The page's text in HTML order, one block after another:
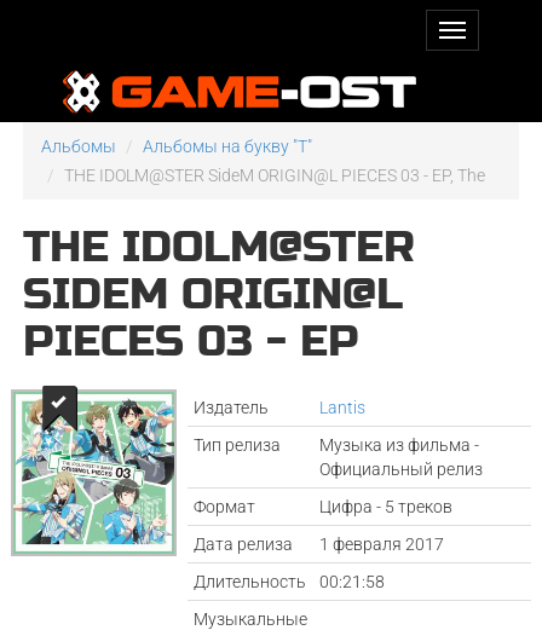
Альбомы
Альбомы на букву "T"
THE IDOLM@STER SideM ORIGIN@L PIECES 03 - EP, The
THE IDOLM@STER
SIDEM ORIGIN@L
PIECES 03 - EP
Издатель
Lantis
Тип релиза
Музыка из фильма -
Официальный релиз
Формат
Цифра - 5 треков
Дата релиза
1 февраля 2017
Длительность
00:21:58
Музыкальные